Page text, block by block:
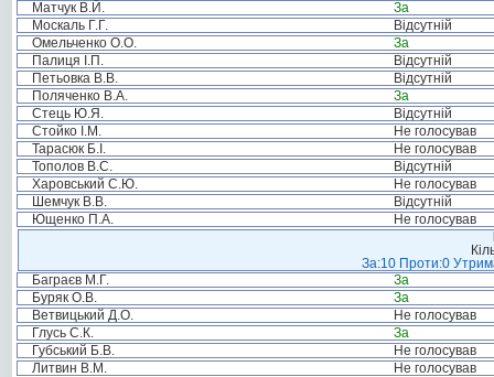
Матчук В.Й.
За
Москаль Г.Г.
Відсутній
Омельченко О.О.
За
Палиця І.П.
Відсутній
Петьовка В.В.
Відсутній
Поляченко В.А.
За
Стець Ю.Я.
Відсутній
Стойко І.М.
Не голосував
Тарасюк Б.І.
Не голосував
Тополов В.С.
Відсутній
Харовський С.Ю.
Не голосував
Шемчук В.В.
Відсутній
Ющенко П.А.
Не голосував
За:10 Проти:0
Баграєв М.Г.
За
Буряк О.В.
За
Ветвицький Д.О.
Не голосував
Глусь С.К.
За
Губський Б.В.
Не голосував
Литвин В.М.
Не голосував